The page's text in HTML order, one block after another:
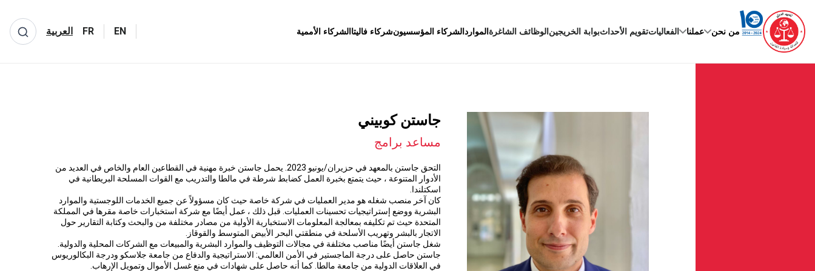
content
من نحن عملنا الفعالياتتقويم الأحداثبوابة الخريجينالوظائف الشاغرةالمواردالشركاء المؤسسيونشركاء فاليتاالشركاء الأممية EN
FR العربية
جاستن كوبيني
مساعد برامج
التحق جاستن بالمعهد في حزيران/يونيو 2023. يحمل جاستن خبرة مهنية في القطاعين العام والخاص في العديد من
الأدوار المتنوعة ، حيث يتمتع بخبرة العمل كضابط شرطة في مالطا والتدريب مع القوات المسلحة البريطانية في
اسكتلندا.
كان آخر منصب شغله هو مدير العمليات في شركة خاصة حيث كان مسؤولاً عن جميع الخدمات اللوجستية والموارد
البشرية ووضع إستراتيجيات تحسينات العمليات. قبل ذلك ، عمل أيضًا مع شركة استخبارات خاصة مقرها في المملكة
المتحدة حيث تم تكليفه بمعالجة المعلومات الاستخبارية الأولية من مصادر مختلفة من والبحث وكتابة التقارير حول
الاتجار بالبشر وتهريب الأسلحة في منطقتي البحر الأبيض المتوسط والقوقاز.
شغل جاستن أيضًا مناصب مختلفة في مجالات التوظيف والموارد البشرية والمبيعات مع الشركات المحلية والدولية.
جاستن حاصل على درجة الماجستير في الأمن العالمي: الاستراتيجية والدفاع من جامعة جلاسكو ودرجة البكالوريوس
في العلاقات الدولية من جامعة مالطا. كما أنه حاصل على شهادات في منع غسل الأموال وتمويل الإرهاب.